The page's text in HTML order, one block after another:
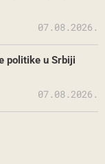
07.08.2026.
politike u Srbiji
07.08.2026.